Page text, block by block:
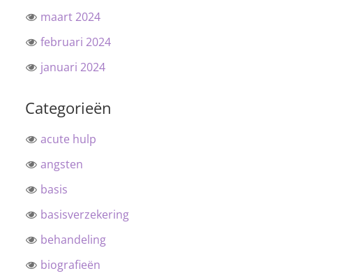
maart 2024
februari 2024
januari 2024
Categorieën
acute hulp
angsten
basis
basisverzekering
behandeling
biografieën